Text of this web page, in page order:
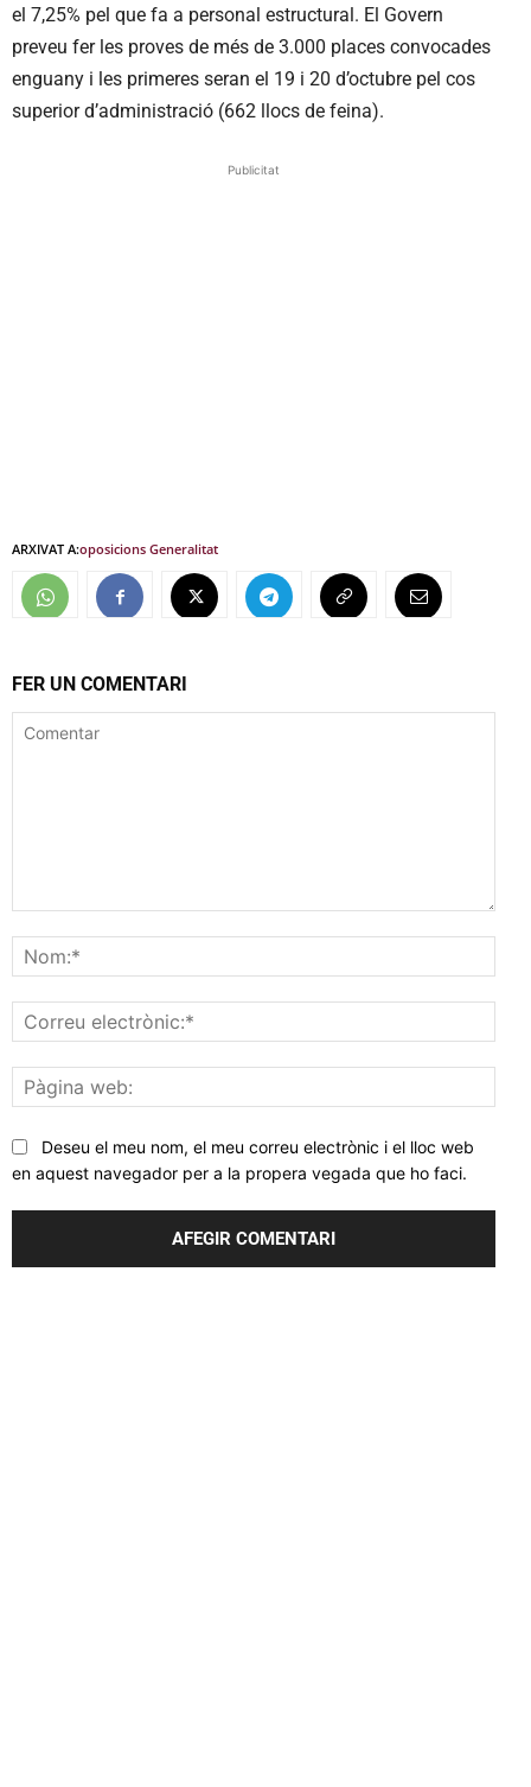
el 7,25% pel que fa a personal estructural. El Govern
preveu fer les proves de més de 3.000 places convocades
enguany i les primeres seran el 19 i 20 d’octubre pel cos
superior d’administració (662 llocs de feina).
Publicitat
ARXIVAT A:oposicions Generalitat
FER UN COMENTARI
web:
Deseu el meu nom, el meu correu electrònic i el lloc web
en aquest navegador per a la propera vegada que ho faci.